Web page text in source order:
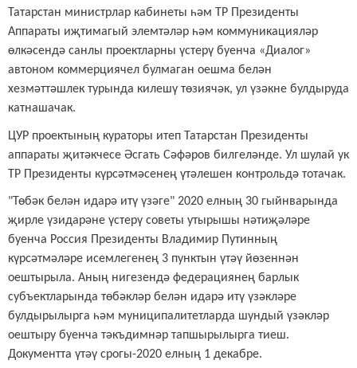
Татарстан министрлар кабинеты һәм ТР Президенты
Аппараты иҗтимагый элемтәләр һәм коммуникацияләр
өлкәсендә санлы проектларны үстерү буенча «Диалог»
автоном коммерциячел булмаган оешма белән
хезмәттәшлек турында килешү төзиячәк, ул үзәкне булдыруда
катнашачак.
ЦУР проектының кураторы итеп Татарстан Президенты
аппараты җитәкчесе Әсгать Сәфәров билгеләнде. Ул шулай ук
ТР Президенты күрсәтмәсенең үтәлешен контрольдә тотачак.
"Төбәк белән идарә итү үзәге" 2020 елның 30 гыйнварында
җирле үзидарәне үстерү советы утырышы нәтиҗәләре
буенча Россия Президенты Владимир Путинның
күрсәтмәләре исемлегенең 3 пунктын үтәү йөзеннән
оештырыла. Аның нигезендә федерациянең барлык
субъектларында төбәкләр белән идарә итү үзәкләре
булдырылырга һәм муниципалитетларда шундый үзәкләр
оештыру буенча тәкъдимнәр тапшырылырга тиеш.
Документта үтәү срогы-2020 елның 1 декабре.